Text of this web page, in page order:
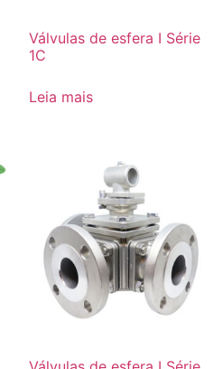
Válvulas de esfera I Série
1C
Leia mais